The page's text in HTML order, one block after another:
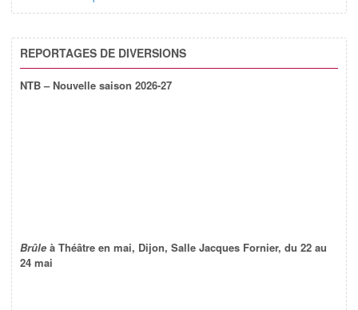
REPORTAGES DE DIVERSIONS
NTB – Nouvelle saison 2026-27
Brûle à Théâtre en mai, Dijon, Salle Jacques Fornier, du 22 au
24 mai